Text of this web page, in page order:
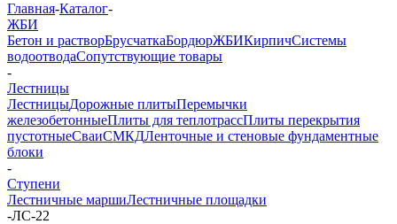
Главная-Каталог-
ЖБИ
Бетон и растворБрусчаткаБордюрЖБИКирпичСистемы
водоотводаСопутствующие товары
-
Лестницы
ЛестницыДорожные плитыПеремычки
железобетонныеПлиты для теплотрассПлиты перекрытия
пустотныеСваиСМКДЛенточные и стеновые фундаментные
блоки
-
Ступени
Лестничные маршиЛестничные площадки
-ЛС-22